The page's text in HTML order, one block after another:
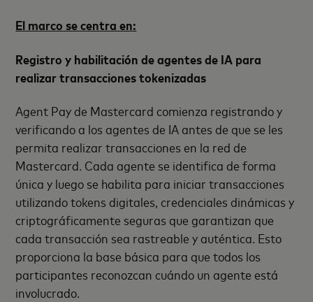
El marco se centra en:
Registro y habilitación de agentes de IA para
realizar transacciones tokenizadas
Agent Pay de Mastercard comienza registrando y
verificando a los agentes de IA antes de que se les
permita realizar transacciones en la red de
Mastercard. Cada agente se identifica de forma
única y luego se habilita para iniciar transacciones
utilizando tokens digitales, credenciales dinámicas y
criptográficamente seguras que garantizan que
cada transacción sea rastreable y auténtica. Esto
proporciona la base básica para que todos los
participantes reconozcan cuándo un agente está
involucrado.